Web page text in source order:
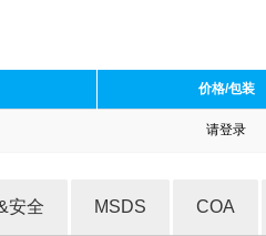
价格/包装
请登录
安全 MSDS COA